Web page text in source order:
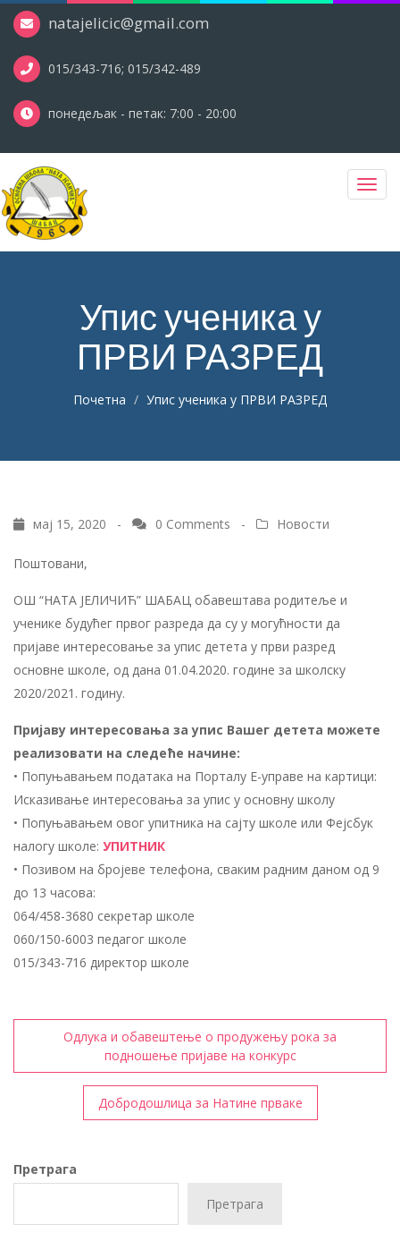
natajelicic@gmail.com
015/343-716; 015/342-489
понедељак - петак: 7:00 - 20:00
Упис ученика у
ПРВИ РАЗРЕД
Почетна Упис ученика у ПРВИ РАЗРЕД
мај 15, 2020 - 0 Comments - Новости
Поштовани,
ОШ “НАТА ЈЕЛИЧИЋ” ШАБАЦ обавештава родитеље и
ученике будућег првог разреда да су у могућности да
пријаве интересовање за упис детета у први разред
основне школе, од дана 01.04.2020. године за школску
2020/2021. годину.
Пријаву интересовања за упис Вашег детета можете
реализовати на следеће начине:
• Попуњавањем података на Порталу Е-управе на картици:
Исказивање интересовања за упис у основну школу
• Попуњавањем овог упитника на сајту школе или Фејсбук
налогу школе: УПИТНИК
• Позивом на бројеве телефона, сваким радним даном од 9
до 13 часова:
064/458-3680 секретар школе
060/150-6003 педагог школе
015/343-716 директор школе
Кретање
Одлука и обавештење о продужењу рока за
подношење пријаве на конкурс
Добродошлица за Натине прваке
Претрага
Претрага